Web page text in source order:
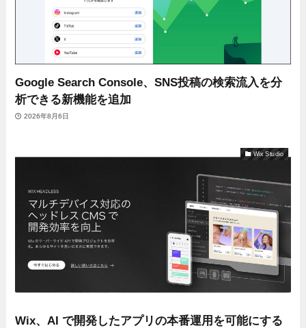
Google Search Console、SNS投稿の検索流入を分
析できる新機能を追加
2026年8月6日
Wix Studio
Wix、AI で開発したアプリの本番運用を可能にする